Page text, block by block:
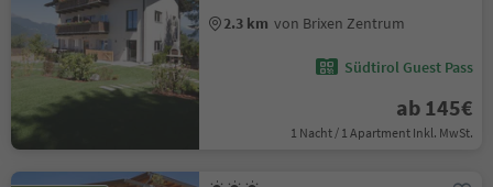
2.3 km von Brixen Zentrum
Südtirol Guest Pass
ab 145€
1 Nacht / 1 Apartment Inkl. MwSt.